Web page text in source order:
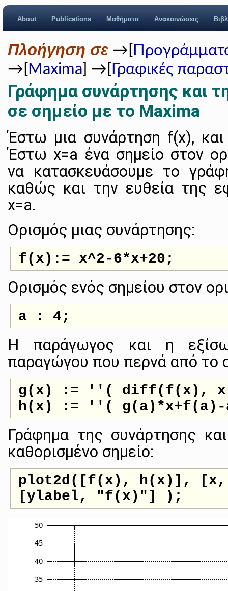
About Publications Μαθήματα Ανακοινώσεις
Πλοήγηση σε →[
→[ Maxima ] →[ Γραφικές
Γράφημα συνάρτησης και
σε σημείο με το Maxima
Έστω μια συνάρτηση f(x),
Έστω x=a ένα σημείο στον
να κατασκευάσουμε το
καθώς και την ευθεία της
x=a.
Ορισμός μιας συνάρτησης:
Ορισμός ενός σημείου στον
Η παράγωγος και η
παραγώγου που περνά από το
g(x) := ''( diff(f(x),
Γράφημα της συνάρτησης
καθορισμένο σημείο:
plot2d([f(x), h(x)], [x,